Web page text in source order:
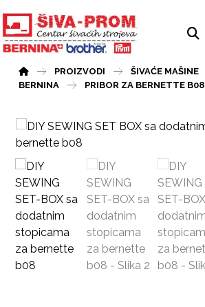
PROIZVODI ŠIVAĆE MAŠINE
BERNINA
PRIBOR ZA BERNETTE B08